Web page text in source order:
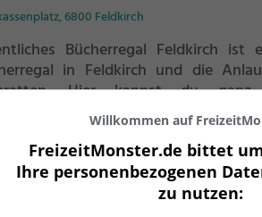
6800 Feldkirch
Bücherregal Feldkirch ist
in Feldkirch und die
Hier kannst du ganz
Bücher mitnehmen,
alten Bücher abgeben.
Mehr erfahren
Willkommen auf
FreizeitMonster.de bittet
Ihre personenbezogenen
zu nutzen: